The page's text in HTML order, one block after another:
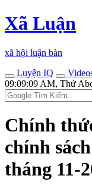
Xã Luận
xã hội luận bàn
Luyện IQ
09:09:09 AM, Thứ
Chính
chính
tháng 11-